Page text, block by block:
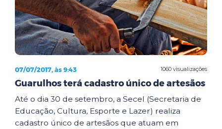
1060 visualizações
07/07/2017, às 9:43
Guarulhos terá cadastro único de artesãos
Até o dia 30 de setembro, a Secel (Secretaria de
Educação, Cultura, Esporte e Lazer) realiza
cadastro único de artesãos que atuam em